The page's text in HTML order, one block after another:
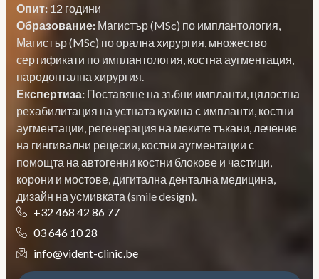
Опит: 12 години
Образование: Магистър (MSc) по имплантология,
Магистър (MSc) по орална хирургия, множество
сертификати по имплантология, костна аугментация,
пародонтална хирургия.
Експертиза: Поставяне на зъбни импланти, цялостна
рехабилитация на устната кухина с импланти, костни
аугментации, регенерация на меките тъкани, лечение
на гингивални рецесии, костни аугментации с
помощта на автогенни костни блокове и частици,
корони и мостове, дигитална дентална медицина,
дизайн на усмивката (smile design).
+32 468 42 86 77
03 646 10 28
info@vident-clinic.be